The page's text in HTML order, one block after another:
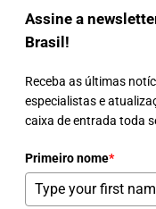
Assine a
Brasil!
Receba as últimas
especialistas e
caixa de entrada toda
Primeiro nome*